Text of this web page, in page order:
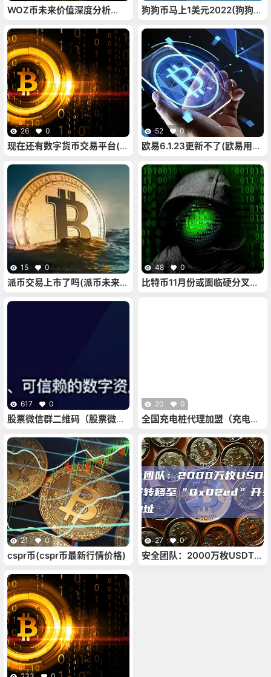
WOZ币未来价值深度分析
狗狗币马上1美元2022(狗狗币
26 0
现在还有数字货币交易平台(中
52 0
欧易6.1.23更新不了(欧易用不
15 0
派币交易上市了吗(派币未来可
48 0
比特币11月份或面临硬分叉，
617 0
股票微信群二维码（股票微信
20 0
全国充电桩代理加盟（充电桩
21 0
cspr币(cspr币最新行情价格)
27 0
安全团队：2000万枚USDT从